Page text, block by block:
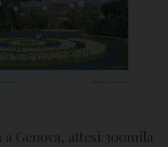
Genova, attesi 300mila